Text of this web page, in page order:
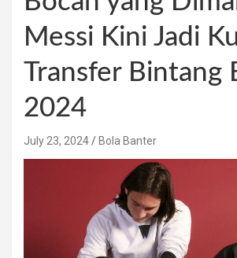
Messi Kini Jadi
Transfer Bintang
2024
July 23, 2024 Bola Banter